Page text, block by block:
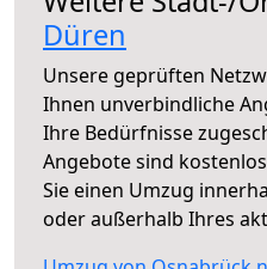
Düren
Unsere geprüften
Ihnen unverbindliche
Ihre Bedürfnisse
Angebote sind
Sie einen Umzug
oder außerhalb Ihres